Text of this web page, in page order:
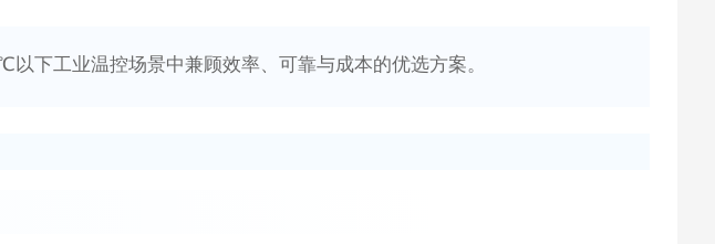
下工业温控场景中兼顾效率、可靠与成本的优选方案。